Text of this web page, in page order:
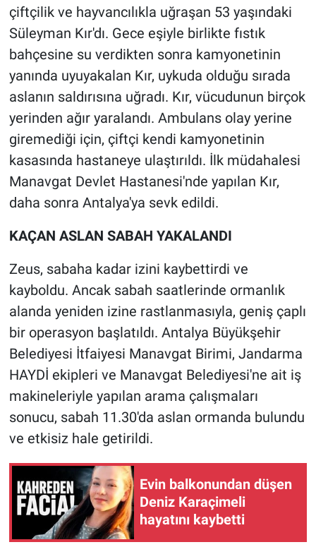
çiftçilik ve hayvancılıkla uğraşan 53 yaşındaki
Süleyman Kır'dı. Gece eşiyle birlikte fıstık
bahçesine su verdikten sonra kamyonetinin
yanında uyuyakalan Kır, uykuda olduğu sırada
aslanın saldırısına uğradı. Kır, vücudunun birçok
yerinden ağır yaralandı. Ambulans olay yerine
giremediği için, çiftçi kendi kamyonetinin
kasasında hastaneye ulaştırıldı. İlk müdahalesi
Manavgat Devlet Hastanesi'nde yapılan Kır,
daha sonra Antalya'ya sevk edildi.
KAÇAN ASLAN SABAH YAKALANDI
Zeus, sabaha kadar izini kaybettirdi ve
kayboldu. Ancak sabah saatlerinde ormanlık
alanda yeniden izine rastlanmasıyla, geniş çaplı
bir operasyon başlatıldı. Antalya Büyükşehir
Belediyesi İtfaiyesi Manavgat Birimi, Jandarma
HAYDİ ekipleri ve Manavgat Belediyesi'ne ait iş
makineleriyle yapılan arama çalışmaları
sonucu, sabah 11.30'da aslan ormanda bulundu
ve etkisiz hale getirildi.
Evin balkonundan düşen
Deniz Karaçimeli
hayatını kaybetti